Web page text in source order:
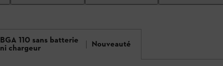
BGA 110 sans batterie
ni chargeur Nouveauté